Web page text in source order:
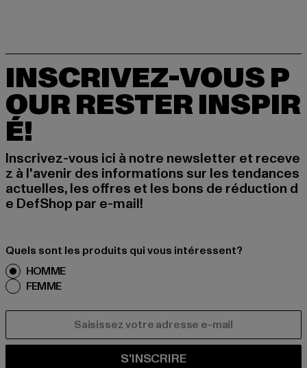
INSCRIVEZ-VOUS P
OUR RESTER INSPIR
É!
Inscrivez-vous ici à notre newsletter et receve
z à l'avenir des informations sur les tendances
actuelles, les offres et les bons de réduction d
e DefShop par e-mail!
Quels sont les produits qui vous intéressent?
HOMME
FEMME
S'INSCRIRE